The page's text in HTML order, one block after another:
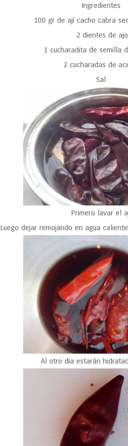
Ingredientes
100 gr de ají cacho cabra
2 dientes de ajo
1 cucharadita de semilla
2 cucharadas de
Sal
Primero lavar el
Luego dejar remojando en agua
Al otro día estarán